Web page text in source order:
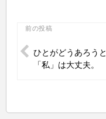
投
稿
ー
前の投稿
ひとがどうあろうと
「私」は大丈夫。